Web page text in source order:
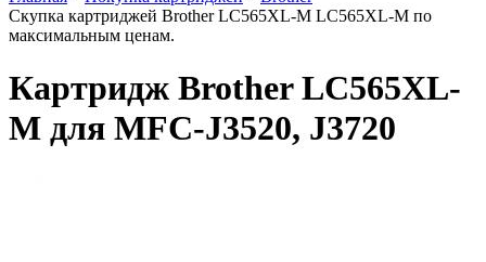
Скупка картриджей Brother LC565XL-M LC565XL-M по
максимальным ценам.
Картридж Brother LC565XL-
M для MFC-J3520, J3720